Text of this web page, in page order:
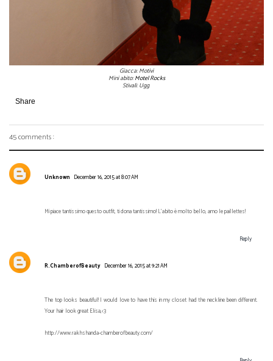
Giacca: Motivi
Mini abito:Motel Rocks
Stivali: Ugg
Share
45 comments :
Unknown December 16, 2015 at 8:07 AM
Mi piace tantissimo questo outfit, ti dona tantissimo! L'abito è molto bello, amo le paillettes!
Reply
R.ChamberofBeauty December 16, 2015 at 9:21 AM
The top looks beautiful! I would love to have this in my closet had the neckline been different.
Your hair look great Elisa,<3
http://www.rakhshanda-chamberofbeauty.com/